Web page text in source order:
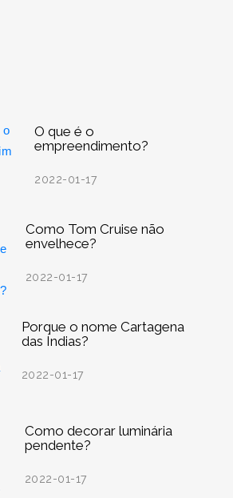
O que é o
empreendimento?
2022-01-17
Como Tom Cruise não
envelhece?
2022-01-17
Porque o nome Cartagena
das Índias?
2022-01-17
Como decorar luminária
pendente?
2022-01-17